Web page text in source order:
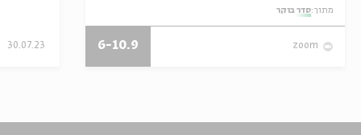
מתוך:סדר בוקר
zoom
6-10.9
30.07.23